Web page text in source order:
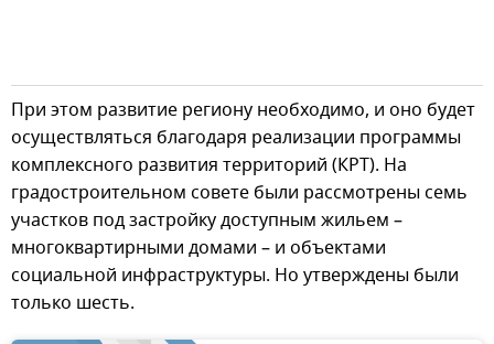
При этом развитие региону необходимо, и оно будет
осуществляться благодаря реализации программы
комплексного развития территорий (КРТ). На
градостроительном совете были рассмотрены семь
участков под застройку доступным жильем –
многоквартирными домами – и объектами
социальной инфраструктуры. Но утверждены были
только шесть.